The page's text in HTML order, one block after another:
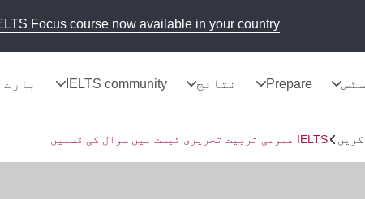
Focus course now available in your country!
Prepare نتائج IELTS community بارے
IELTS عمومی تربیت تحریری ٹیسٹ میں سوال کی قسمیں